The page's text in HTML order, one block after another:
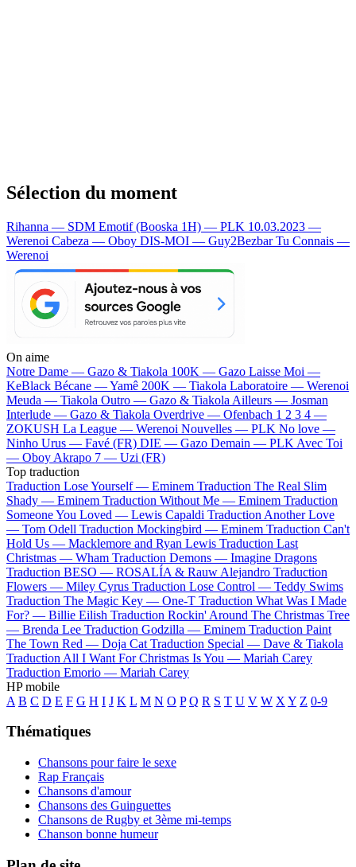
Sélection du moment
Rihanna — SDM Emotif (Booska 1H) — PLK 10.03.2023 —
Werenoi Cabeza — Oboy DIS-MOI — Guy2BezbarTu Connais —
Werenoi
On aime
Notre Dame — Gazo & Tiakola 100K — Gazo Laisse Moi —
KeBlack Bécane —Yamê 200K — Tiakola Laboratoire — Werenoi
Meuda — Tiakola Outro — Gazo & Tiakola Ailleurs — Josman
Interlude — Gazo & Tiakola Overdrive — Ofenbach 1 2 3 4 —
ZOKUSH La League — Werenoi Nouvelles — PLK No love —
Ninho Urus — Favé (FR) DIE — Gazo Demain — PLK Avec Toi
— Oboy Akrapo 7 — Uzi (FR)
Top traduction
Traduction Lose Yourself — Eminem Traduction The Real Slim
Shady — Eminem Traduction Without Me — Eminem Traduction
Someone You Loved — Lewis Capaldi Traduction Another Love
— Tom Odell Traduction Mockingbird — Eminem Traduction Can't
Hold Us — Macklemore and Ryan Lewis Traduction Last
Christmas — Wham Traduction Demons — Imagine Dragons
Traduction BESO — ROSALÍA & Rauw Alejandro Traduction
Flowers — Miley Cyrus Traduction Lose Control — Teddy Swims
Traduction The Magic Key — One-T Traduction What Was I Made
For? — Billie Eilish Traduction Rockin' Around The Christmas Tree
— Brenda Lee Traduction Godzilla — Eminem Traduction Paint
The Town Red — Doja Cat Traduction Special — Dave & Tiakola
Traduction All I Want For Christmas Is You — Mariah Carey
Traduction Emorio — Mariah Carey
HP mobile
A B C D E F G H I J K L M N O P Q R S T U V W X Y Z 0-9
Thématiques
Chansons pour faire le sexe
Rap Français
Chansons d'amour
Chansons des Guinguettes
Chansons de Rugby et 3ème mi-temps
Chanson bonne humeur